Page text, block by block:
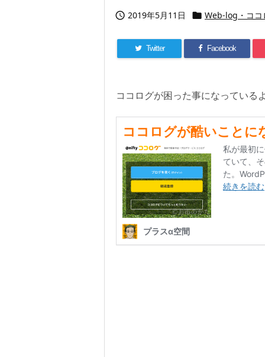
 2019年5月11日  Web-log・ココ
Twitter Facebook
ココログが困った事になっている